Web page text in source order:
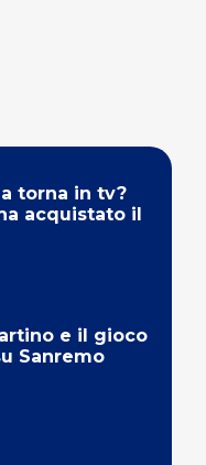
torna in tv?
acquistato il
e il gioco
Sanremo